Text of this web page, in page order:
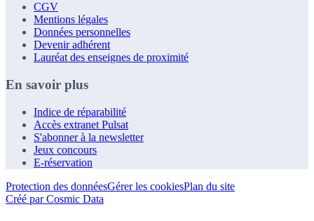
CGV
Mentions légales
Données personnelles
Devenir adhérent
Lauréat des enseignes de proximité
En savoir plus
Indice de réparabilité
Accès extranet Pulsat
S'abonner à la newsletter
Jeux concours
E-réservation
Protection des donnéesGérer les cookiesPlan du site
Créé par Cosmic Data